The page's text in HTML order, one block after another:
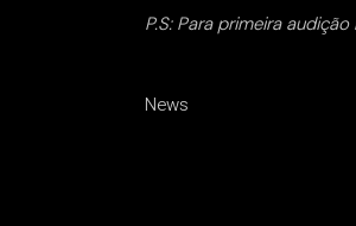
P.S: Para primeira
News